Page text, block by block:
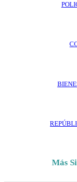
Más